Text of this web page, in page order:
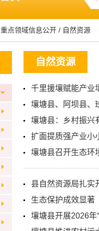
重点领域信息公开 / 自然资源
自然资源
千里援壤赋能产业
壤塘县、阿坝县、
壤塘县：乡村振兴
扩面提质强产业小
壤塘县召开生态环
县自然资源局扎实
生态保护成效显著
壤塘县开展2026年